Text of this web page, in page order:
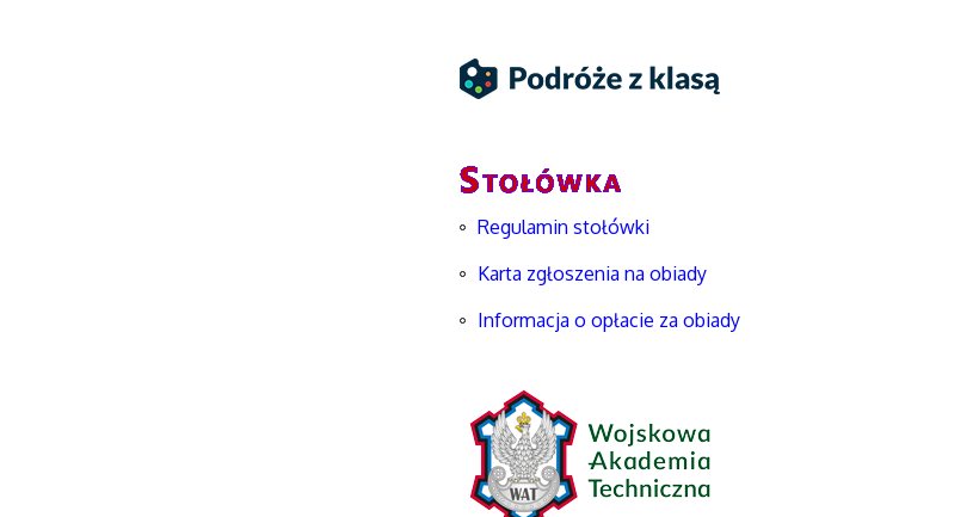
Regulamin stołówki
Karta zgłoszenia na obiady
Informacja o opłacie za obiady